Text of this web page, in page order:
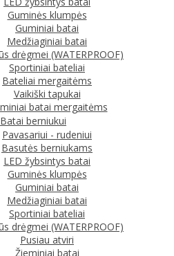
Guminės klumpės
Guminiai batai
Medžiaginiai batai
drėgmei (WATERPROOF)
Sportiniai bateliai
Bateliai mergaitėms
Vaikiški tapukai
batai mergaitėms
Batai berniukui
Pavasariui - rudeniui
Basutės berniukams
LED žybsintys batai
Guminės klumpės
Guminiai batai
Medžiaginiai batai
Sportiniai bateliai
drėgmei (WATERPROOF)
Pusiau atviri
Žieminiai batai